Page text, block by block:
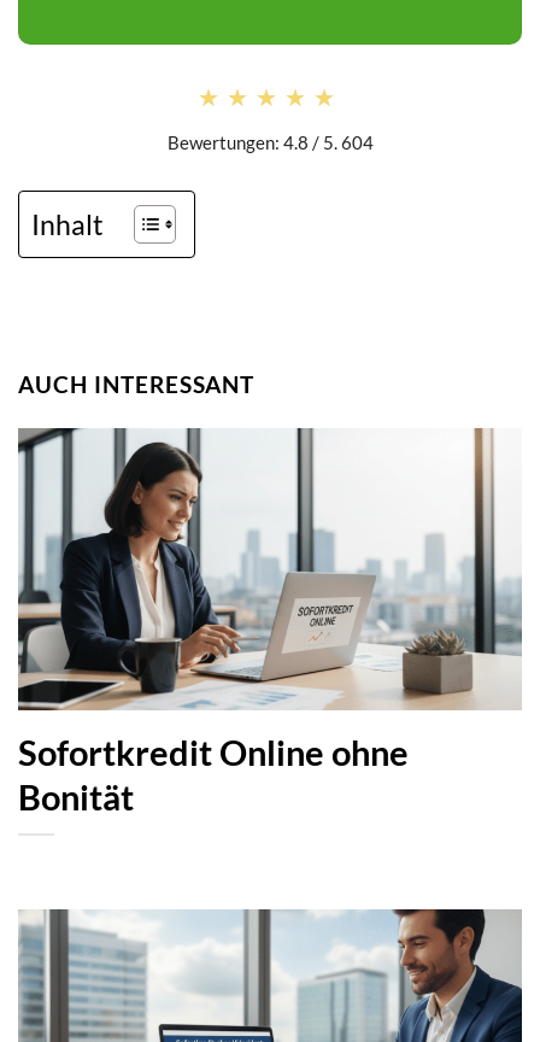
★★★★★
★★★★★
Bewertungen: 4.8 / 5. 604
Inhalt
AUCH INTERESSANT
Sofortkredit Online ohne
Bonität